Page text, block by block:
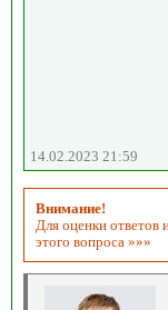
14.02.2023 21:59
Внимание!
Для оценки ответов
этого вопроса »»»